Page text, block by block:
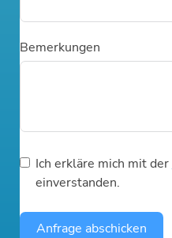
Bemerkungen
Ich erkläre mich mit der
einverstanden.
Anfrage abschicken